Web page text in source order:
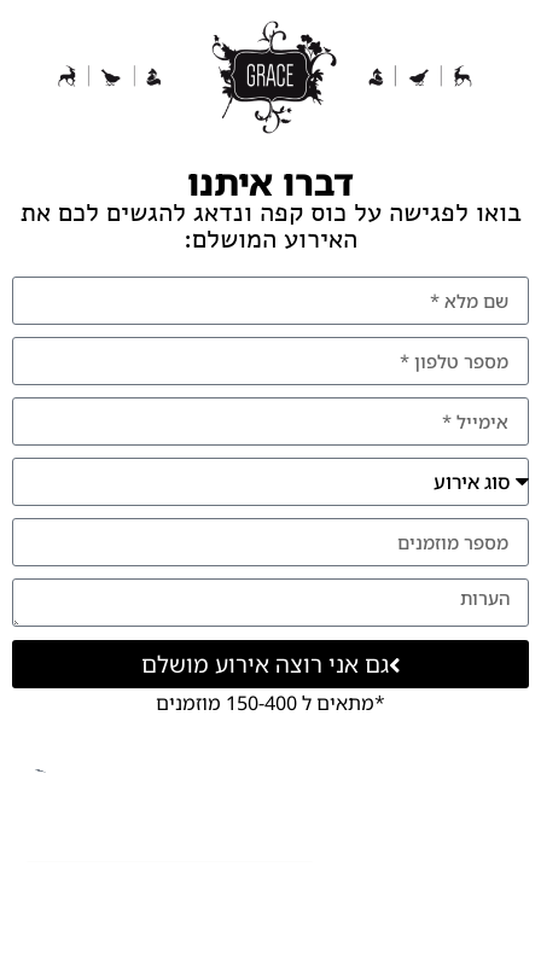
דברו איתנו
בואו לפגישה על כוס קפה ונדאג להגשים לכם את
האירוע המושלם:
גם אני רוצה אירוע מושלם
*מתאים ל 150-400 מוזמנים